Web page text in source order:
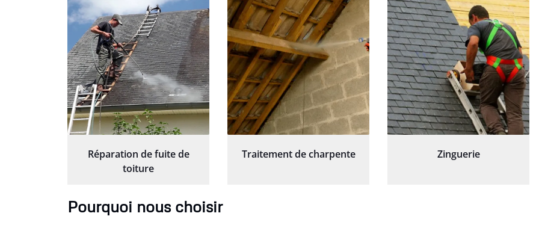
Réparation de fuite de
toiture
Traitement de charpente Zinguerie
Pourquoi nous choisir